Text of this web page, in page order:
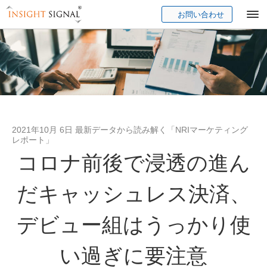
Insight Signal
お問い合わせ
2021年10月 6日 最新データから読み解く「NRIマーケティング
レポート」
コロナ前後で浸透の進ん
だキャッシュレス決済、
デビュー組はうっかり使
い過ぎに要注意